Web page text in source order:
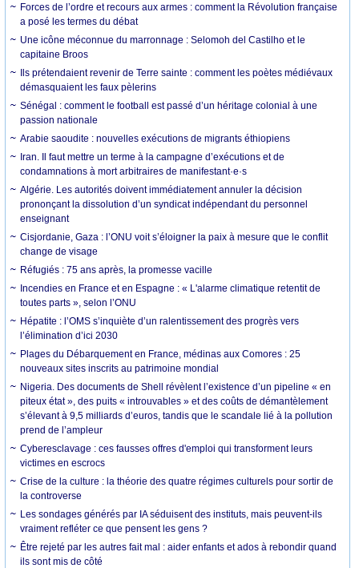
Forces de l’ordre et recours aux armes : comment la Révolution française
a posé les termes du débat
Une icône méconnue du marronnage : Selomoh del Castilho et le
capitaine Broos
Ils prétendaient revenir de Terre sainte : comment les poètes médiévaux
démasquaient les faux pèlerins
Sénégal : comment le football est passé d’un héritage colonial à une
passion nationale
Arabie saoudite : nouvelles exécutions de migrants éthiopiens
Iran. Il faut mettre un terme à la campagne d’exécutions et de
condamnations à mort arbitraires de manifestant·e·s
Algérie. Les autorités doivent immédiatement annuler la décision
prononçant la dissolution d’un syndicat indépendant du personnel
enseignant
Cisjordanie, Gaza : l’ONU voit s’éloigner la paix à mesure que le conflit
change de visage
Réfugiés : 75 ans après, la promesse vacille
Incendies en France et en Espagne : « L'alarme climatique retentit de
toutes parts », selon l’ONU
Hépatite : l’OMS s’inquiète d’un ralentissement des progrès vers
l’élimination d’ici 2030
Plages du Débarquement en France, médinas aux Comores : 25
nouveaux sites inscrits au patrimoine mondial
Nigeria. Des documents de Shell révèlent l’existence d’un pipeline « en
piteux état », des puits « introuvables » et des coûts de démantèlement
s’élevant à 9,5 milliards d’euros, tandis que le scandale lié à la pollution
prend de l’ampleur
Cyberesclavage : ces fausses offres d'emploi qui transforment leurs
victimes en escrocs
Crise de la culture : la théorie des quatre régimes culturels pour sortir de
la controverse
Les sondages générés par IA séduisent des instituts, mais peuvent-ils
vraiment refléter ce que pensent les gens ?
Être rejeté par les autres fait mal : aider enfants et ados à rebondir quand
ils sont mis de côté